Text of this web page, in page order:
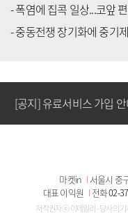
-폭염에 집콕 일상...코앞
-중동전쟁 장기화에 중기
[공지] 유료서비스 가입
[공지] 유료서비스 가입
[공지] 새로워진 마켓인,
[공지] 유료서비스 가입
마켓in I 서울시 중
대표 이익원 I 전화02-
저작권자 ⓒ 이데일리 - 당사의